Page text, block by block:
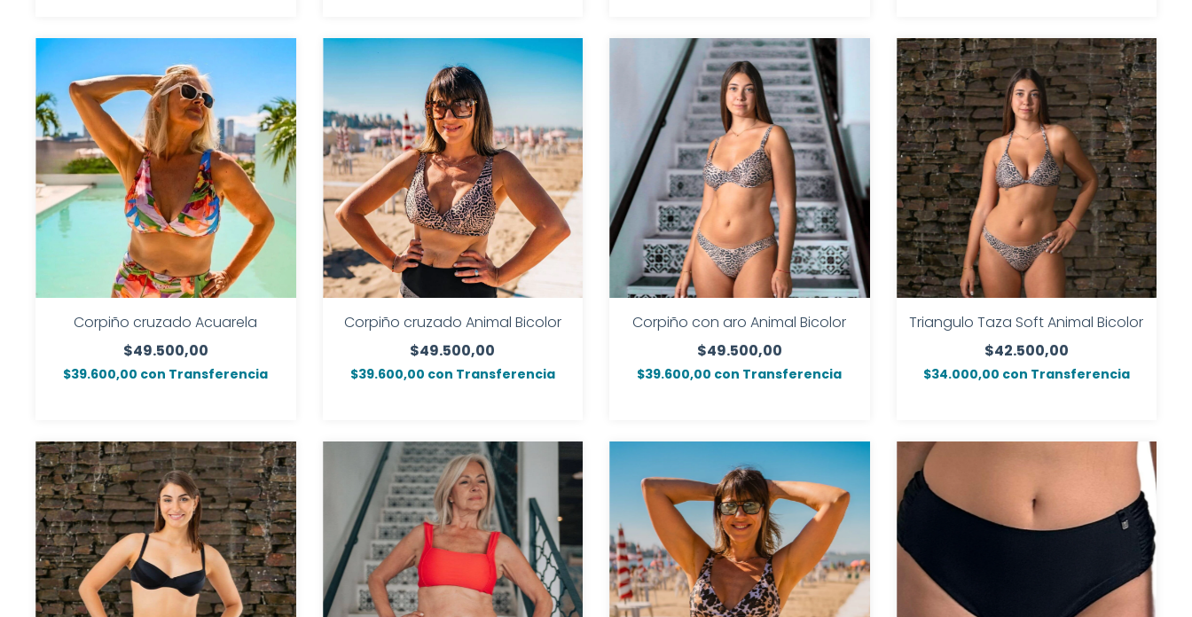
Corpiño cruzado Acuarela
$49.500,00
$39.600,00 con Transferencia
Corpiño cruzado Animal Bicolor
$49.500,00
$39.600,00 con Transferencia
Corpiño con aro Animal Bicolor
$49.500,00
$39.600,00 con Transferencia
Triangulo Taza Soft Animal Bicolor
$42.500,00
$34.000,00 con Transferencia